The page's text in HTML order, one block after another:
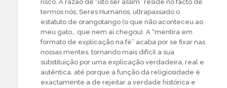
risco. A razão de “isto ser assim” reside no facto de
termos nós, Seres Humanos, ultrapassado o
estatuto de orangotango (o que não aconteceu ao
meu gato… que nem aí chegou). A “mentira em
formato de explicação na fé” acaba por se fixar nas
nossas mentes, tornando mais difícil a sua
substituição por uma explicação verdadeira, real e
autêntica, até porque a função da religiosidade é
exactamente a de rejeitar a verdade histórica e